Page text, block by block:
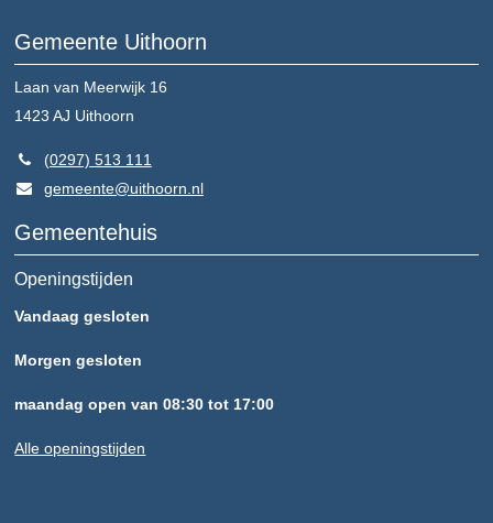
Gemeente Uithoorn
Laan van Meerwijk 16
1423 AJ Uithoorn
(0297) 513 111
gemeente@uithoorn.nl
Gemeentehuis
Openingstijden
Vandaag gesloten
Morgen gesloten
maandag open van 08:30 tot 17:00
Alle openingstijden